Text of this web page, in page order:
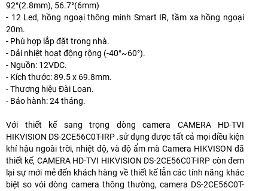
92°(2.8mm), 56.7°(6mm)
- 12 Led, hồng ngoại thông minh Smart IR, tầm xa hồng ngoại
20m.
- Phù hợp lắp đặt trong nhà.
- Dải nhiệt hoạt động rộng (-40°~60°).
- Nguồn: 12VDC.
- Kích thước: 89.5 x 69.8mm.
- Thương hiệu Đài Loan.
- Bảo hành: 24 tháng.
Với thiết kế sang trọng dòng camera CAMERA HD-TVI
HIKVISION DS-2CE56C0T-IRP .sử dụng được tất cả mọi điều kiện
khí hậu ngoài trời, nhiệt độ, và độ ẩm mà Camera HIKVISON đã
thiết kế, CAMERA HD-TVI HIKVISION DS-2CE56C0T-IRP còn đem
lại sự mới mẻ đến khách hàng về thiết kế lẫn các tính năng khác
biệt so vói dòng camera thông thường, camera DS-2CE56C0T-